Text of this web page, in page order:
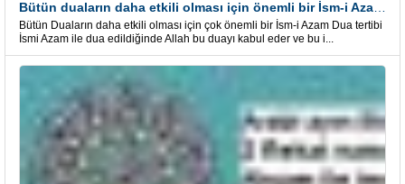
Bütün Duaların daha etkili olması için çok önemli bir İsm-i Azam Dua tertibi
İsmi Azam ile dua edildiğinde Allah bu duayı kabul eder ve bu i...